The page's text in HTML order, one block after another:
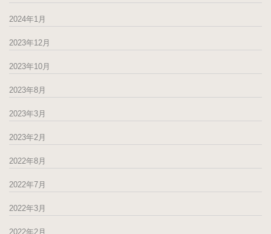
2024年1月
2023年12月
2023年10月
2023年8月
2023年3月
2023年2月
2022年8月
2022年7月
2022年3月
2022年2月